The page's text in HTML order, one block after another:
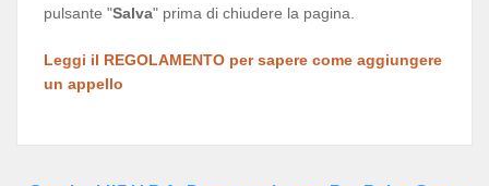
pulsante "Salva" prima di chiudere la pagina.
Leggi il REGOLAMENTO per sapere come aggiungere
un appello